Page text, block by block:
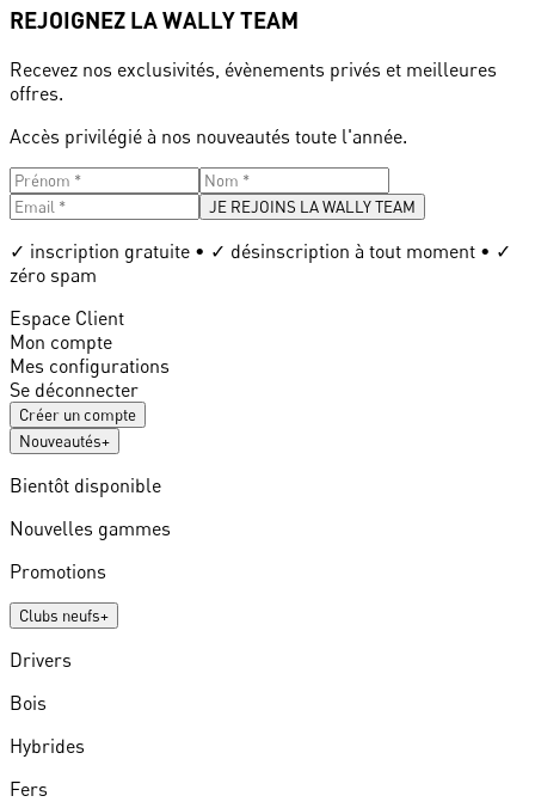
REJOIGNEZ LA WALLY TEAM
Recevez nos exclusivités, évènements privés et meilleures
offres.
Accès privilégié à nos nouveautés toute l'année.
JE REJOINS LA WALLY TEAM
✓ inscription gratuite • ✓ désinscription à tout moment • ✓
zéro spam
Espace Client
Mon compte
Mes configurations
Se déconnecter
Créer un compte
Nouveautés+
Bientôt disponible
Nouvelles gammes
Promotions
Clubs neufs+
Drivers
Bois
Hybrides
Fers